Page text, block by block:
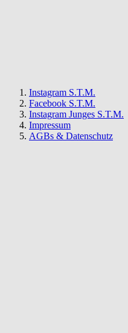
Instagram S.T.M.
Facebook S.T.M.
Instagram Junges S.T.M.
Impressum
AGBs & Datenschutz